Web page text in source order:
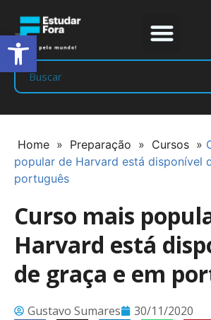
Home » Preparação » Cursos »
popular de Harvard está disponível
português
Curso mais
Harvard está
de graça e em
Gustavo Sumares 30/11/2020
Abrir a barra de ferramentas